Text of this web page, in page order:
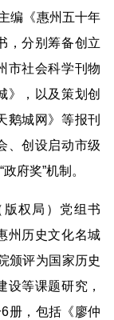
编《惠州五十年
，分别筹备创立
市社会科学刊物
》，以及策划创
鹅城网》等报刊
、创设启动市级
府奖”机制。
权局）党组书
州历史文化名城
颁评为国家历史
等课题研究，
册，包括《廖仲